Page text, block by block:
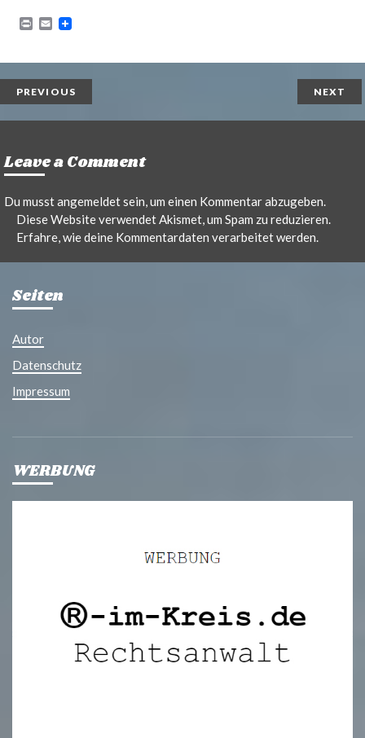
P
n
E
i
PREVIOUS NEXT
Leave a Comment
Du musstangemeldetsein, um einen Kommentar abzugeben.
Diese Website verwendet Akismet, um Spam zu reduzieren.
Erfahre, wie deine Kommentardaten verarbeitet werden.
Seiten
Autor
Datenschutz
Impressum
WERBUNG